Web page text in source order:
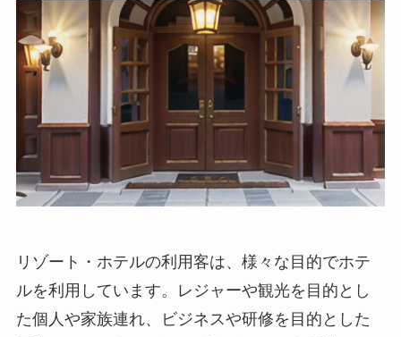
リゾート・ホテルの利用客は、様々な目的でホテ
ルを利用しています。レジャーや観光を目的とし
た個人や家族連れ、ビジネスや研修を目的とした